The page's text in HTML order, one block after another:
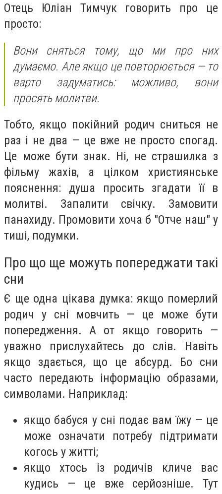
Отець Юліан Тимчук говорить про це
просто:
Вони сняться тому, що ми про них
думаємо. Але якщо це повторюється — то
варто задуматись: можливо, вони
просять молитви.
Тобто, якщо покійний родич сниться не
раз і не два — це вже не просто спогад.
Це може бути знак. Ні, не страшилка з
фільму жахів, а цілком християнське
пояснення: душа просить згадати її в
молитві. Запалити свічку. Замовити
панахиду. Промовити хоча б "Отче наш" у
тиші, подумки.
Про що ще можуть попереджати такі
сни
Є ще одна цікава думка: якщо померлий
родич у сні мовчить — це може бути
попередження. А от якщо говорить —
уважно прислухайтесь до слів. Навіть
якщо здається, що це абсурд. Бо сни
часто передають інформацію образами,
символами. Наприклад:
якщо бабуся у сні подає вам їжу — це
може означати потребу підтримати
когось у житті;
якщо хтось із родичів кличе вас
кудись — це вже серйозніше. Тут